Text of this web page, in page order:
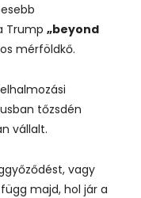
Trump „beyond
mérföldkő.
tőzsdén
vállalt.
vagy
majd, hol jár a